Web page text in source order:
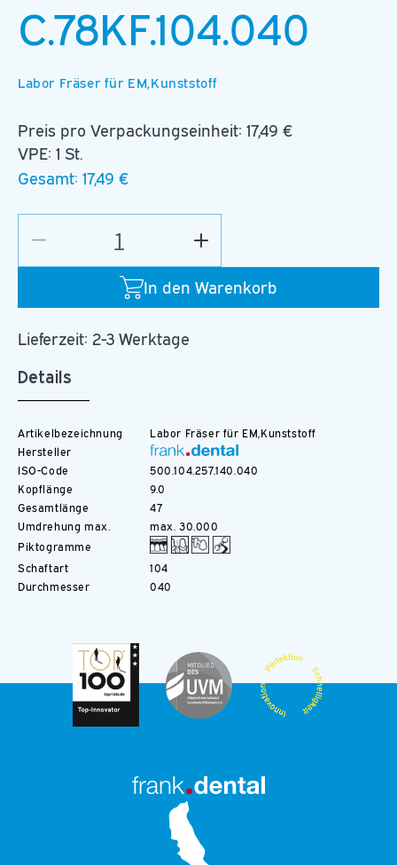
C.78KF.104.040
Labor Fräser für EM,Kunststoff
Preis pro Verpackungseinheit: 17,49 €
VPE: 1 St.
Gesamt: 17,49 €
In den Warenkorb
die
für
Erhöhe
die
Menge
für
Lieferzeit: 2-3 Werktage
Details
Artikelbezeichnung
Labor Fräser für EM,Kunststoff
Hersteller
ISO-Code
500.104.257.140.040
Kopflänge
9.0
Gesamtlänge
47
Umdrehung max.
max. 30.000
Piktogramme
Schaftart
104
Durchmesser
040